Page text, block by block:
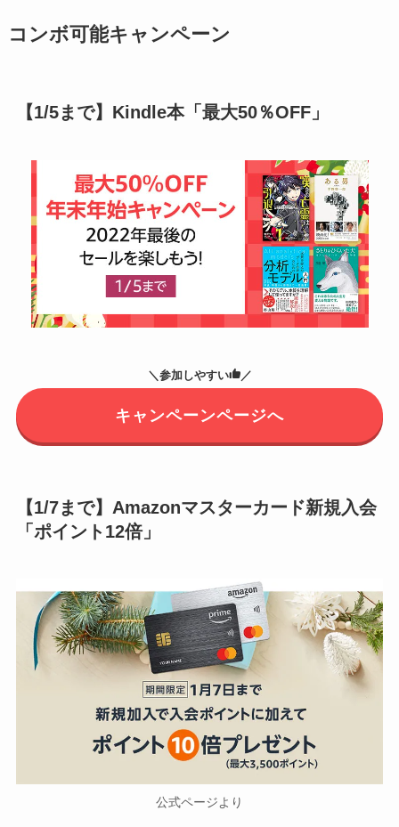
コンボ可能キャンペーン
【1/5まで】Kindle本「最大50％OFF」
＼参加しやすい ／
キャンペーンページへ
【1/7まで】Amazonマスターカード新規入会
「ポイント12倍」
公式ページより